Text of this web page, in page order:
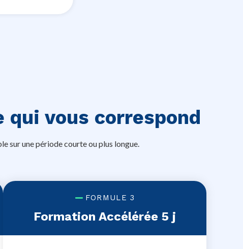
qui vous correspond
sur une période courte ou plus longue.
FORMULE 3
Formation Accélérée 5 j